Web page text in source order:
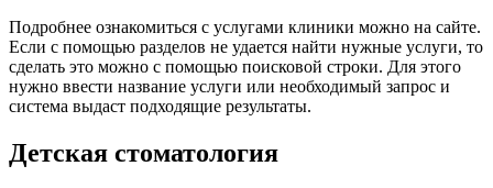
Подробнее ознакомиться с услугами клиники можно на сайте.
Если с помощью разделов не удается найти нужные услуги, то
сделать это можно с помощью поисковой строки. Для этого
нужно ввести название услуги или необходимый запрос и
система выдаст подходящие результаты.
Детская стоматология